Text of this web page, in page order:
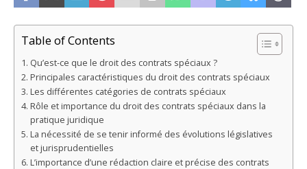
Table of Contents
Qu’est-ce que le droit des contrats spéciaux ?
Principales caractéristiques du droit des contrats spéciaux
Les différentes catégories de contrats spéciaux
Rôle et importance du droit des contrats spéciaux dans la
pratique juridique
La nécessité de se tenir informé des évolutions législatives
et jurisprudentielles
L’importance d’une rédaction claire et précise des contrats